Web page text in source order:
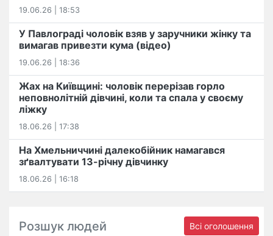
19.06.26 | 18:53
У Павлограді чоловік взяв у заручники жінку та
вимагав привезти кума (відео)
19.06.26 | 18:36
Жах на Київщині: чоловік перерізав горло
неповнолітній дівчині, коли та спала у своєму
ліжку
18.06.26 | 17:38
На Хмельниччині далекобійник намагався
зґвалтувати 13-річну дівчинку
18.06.26 | 16:18
Розшук людей Всі оголошення